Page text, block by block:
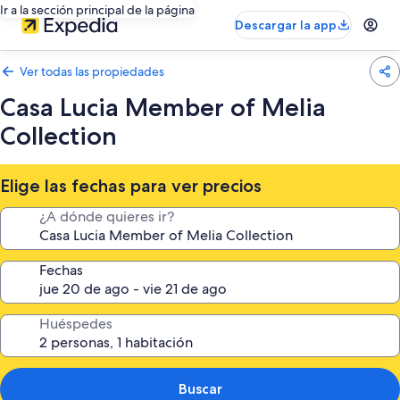
Ir a la sección principal de la página
Descargar la app
Ver todas las propiedades
Casa Lucia Member of Melia
Collection
Elige las fechas para ver precios
¿A dónde quieres ir?
Fechas
Huéspedes
Buscar